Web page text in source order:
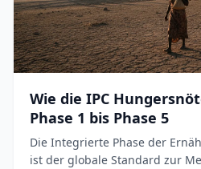
Wie die IPC
Phase 1 bis Phase 5
Die Integrierte Phase der
ist der globale Standard zur